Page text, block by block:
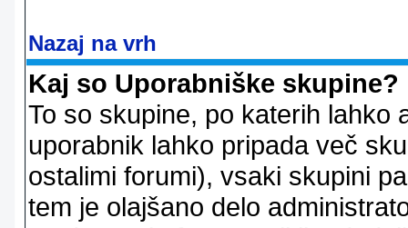
Nazaj na vrh
Kaj so Uporabniške skupine?
To so skupine, po katerih lahko
uporabnik lahko pripada več
ostalimi forumi), vsaki skupini
tem je olajšano delo